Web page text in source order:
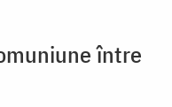
între